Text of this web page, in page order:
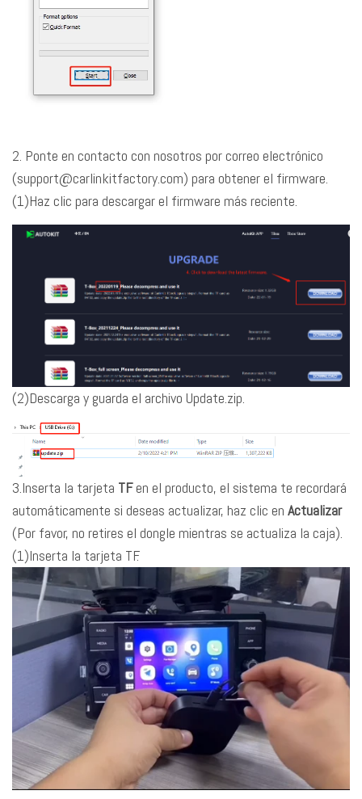
2. Ponte en contacto con nosotros por correo electrónico
(support@carlinkitfactory.com) para obtener el firmware.
(1)Haz clic para descargar el firmware más reciente.
(2)Descarga y guarda el archivo Update.zip.
3.Inserta la tarjeta TFen el producto, el sistema te recordará
automáticamente si deseas actualizar, haz clic en Actualizar
(Por favor, no retires el dongle mientras se actualiza la caja).
(1)Inserta la tarjeta TF.